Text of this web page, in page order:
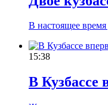
В настоящее
15:38
В Кузбассе